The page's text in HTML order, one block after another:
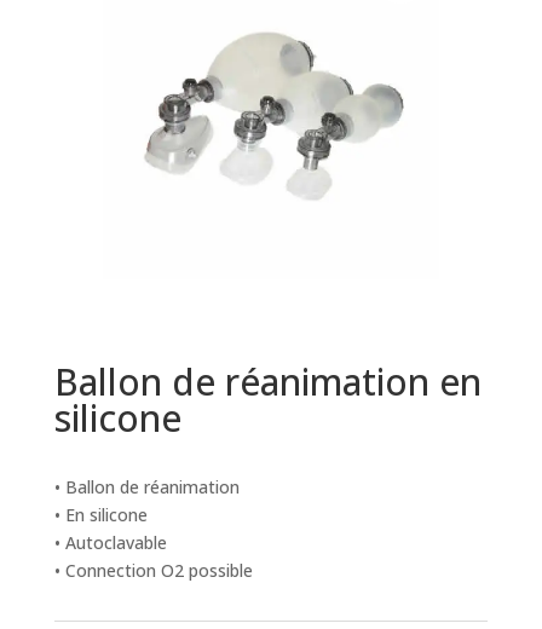
Ballon de réanimation en
silicone
• Ballon de réanimation
• En silicone
• Autoclavable
• Connection O2 possible